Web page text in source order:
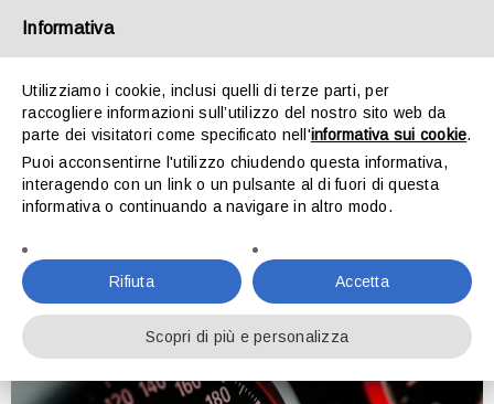
TAG: VENDITA AUTO
Informativa
Utilizziamo i cookie, inclusi quelli di terze parti, per
raccogliere informazioni sull’utilizzo del nostro sito web da
parte dei visitatori come specificato nell'informativa sui cookie.
Puoi acconsentirne l'utilizzo chiudendo questa informativa,
interagendo con un link o un pulsante al di fuori di questa
informativa o continuando a navigare in altro modo.
Rifiuta Accetta
Scopri di più e personalizza